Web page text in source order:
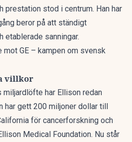
prestation stod i centrum. Han har
beror på att ständigt
etablerade sanningar.
mot GE – kampen om svensk
villkor
miljardlöfte har Ellison redan
har gett 200 miljoner dollar till
för cancerforskning och
Medical Foundation. Nu står